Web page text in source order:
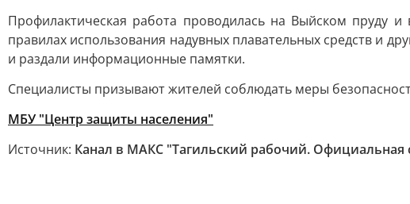
Профилактическая работа проводилась на Выйском пруду
правилах использования надувных плавательных средств и
и раздали информационные памятки.
Специалисты призывают жителей соблюдать меры
МБУ "Центр защиты населения"
Источник: Канал в МАКС "Тагильский рабочий. Официальная